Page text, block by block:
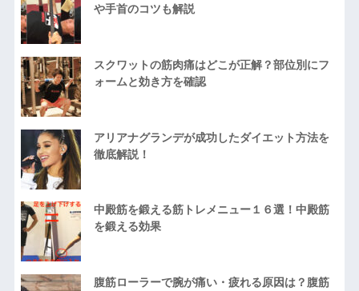
や手首のコツも解説
スクワットの筋肉痛はどこが正解？部位別にフ
ォームと効き方を確認
アリアナグランデが成功したダイエット方法を
徹底解説！
中殿筋を鍛える筋トレメニュー１６選！中殿筋
を鍛える効果
腹筋ローラーで腕が痛い・疲れる原因は？腹筋